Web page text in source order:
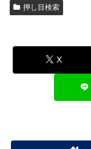
押し目検索
X